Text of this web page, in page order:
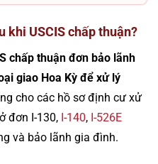
khi USCIS chấp thuận?
chấp thuận đơn bảo lãnh
giao Hoa Kỳ để xử lý
cho các hồ sơ định cư xử
đơn I-130, I-140, I-526E
và bảo lãnh gia đình.